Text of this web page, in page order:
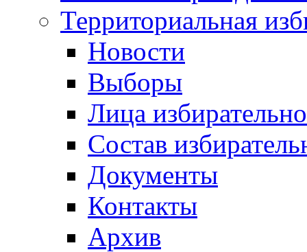
Территориальная
Новости
Выборы
Лица
Состав
Документы
Контакты
Архив